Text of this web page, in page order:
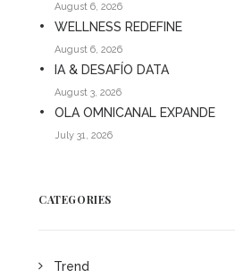
August 6, 2026
WELLNESS REDEFINE
August 6, 2026
IA & DESAFÍO DATA
August 3, 2026
OLA OMNICANAL EXPANDE
July 31, 2026
CATEGORIES
Trend